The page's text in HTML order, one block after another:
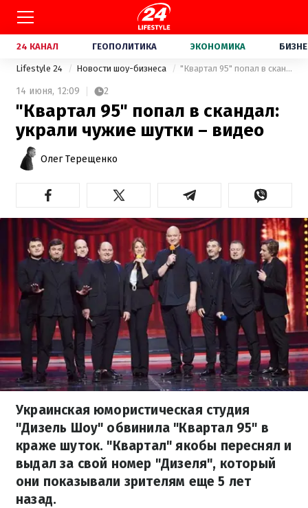
24 КАНАЛ ГЕОПОЛИТИКА ЭКОНОМИКА
Lifestyle 24 Новости шоу-бизнеса "Квартал 95" попал в скандал: украли чужие шутки – видео
14 июня, 12:09 2
"Квартал 95" попал в скандал:
украли чужие шутки – видео
Олег Терещенко
Украинская юмористическая студия
"Дизель Шоу" обвинила "Квартал 95" в
краже шуток. "Квартал" якобы переснял и
выдал за свой номер "Дизеля", который
они показывали зрителям еще 5 лет
назад.